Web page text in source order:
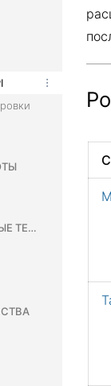
ПЕРСПЕКТИВНЫЕ И ПРОДВИНУТЫЕ ТЕХНОЛОГИИ